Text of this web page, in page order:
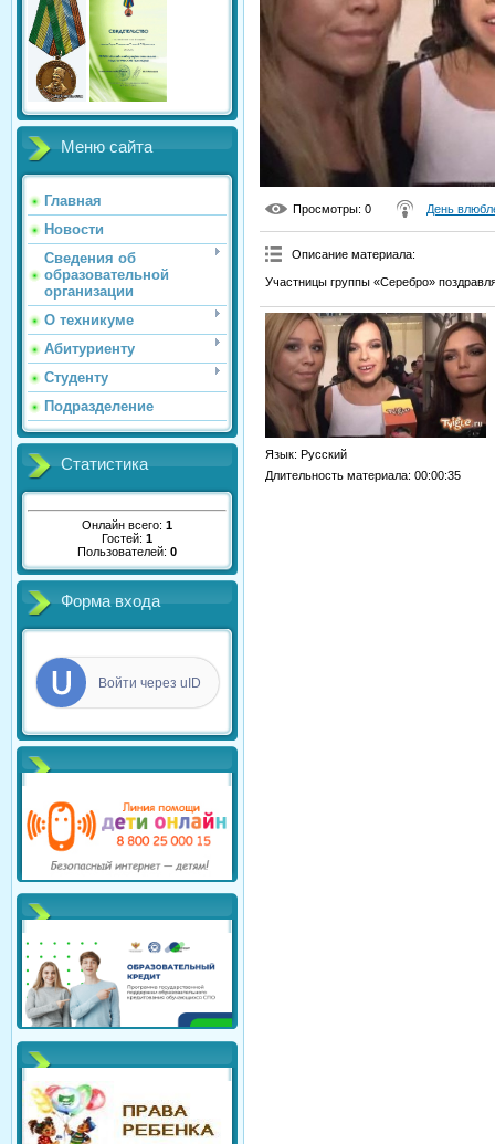
Меню сайта
Главная
Новости
Сведения об
образовательной
организации
О техникуме
Абитуриенту
Студенту
Подразделение
Статистика
Онлайн всего: 1
Гостей: 1
Пользователей: 0
Форма входа
Войти через uID
Просмотры: 0 День
Описание материала:
Участницы группы «Серебро»
Язык: Русский
Длительность материала: 00:00:35